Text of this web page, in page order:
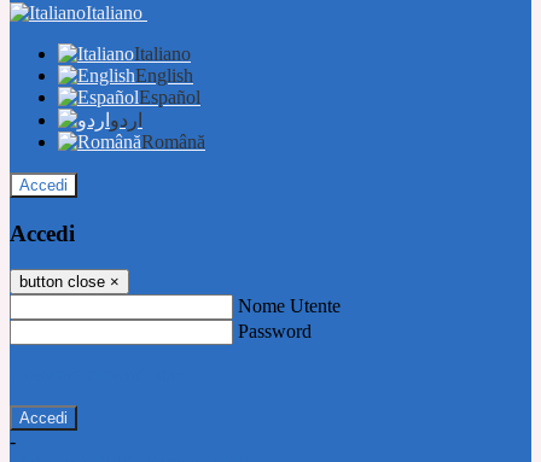
Italiano
Italiano
English
Español
اردو
Română
Accedi
Accedi
button close ×
Nome Utente
Password
-